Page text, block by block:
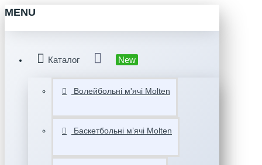
MENU
Каталог New
Волейбольні м'ячі Molten
Баскетбольні мʼячі Molten